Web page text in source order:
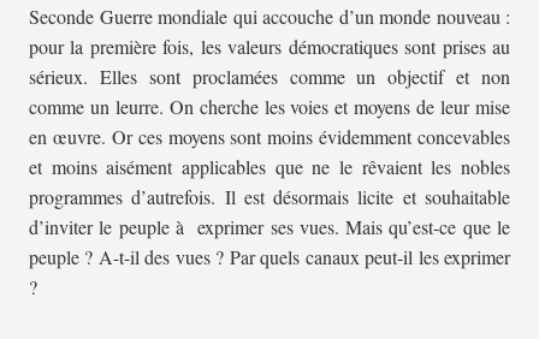
Seconde Guerre mondiale qui accouche d’un monde nouveau :
pour la première fois, les valeurs démocratiques sont prises au
sérieux. Elles sont proclamées comme un objectif et non
comme un leurre. On cherche les voies et moyens de leur mise
en œuvre. Or ces moyens sont moins évidemment concevables
et moins aisément applicables que ne le rêvaient les nobles
programmes d’autrefois. Il est désormais licite et souhaitable
d’inviter le peuple à exprimer ses vues. Mais qu’est-ce que le
peuple ? A-t-il des vues ? Par quels canaux peut-il les exprimer
?